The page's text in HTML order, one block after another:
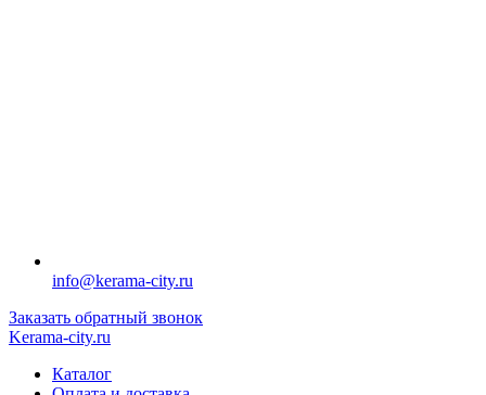
info@kerama-city.ru
Заказать обратный звонок
Kerama-city.ru
Каталог